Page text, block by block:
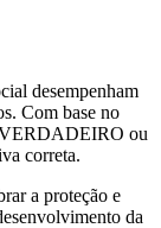
desempenham
Com base no
VERDADEIRO ou
correta.
a proteção e
da